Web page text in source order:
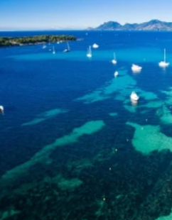
Panneau de gestion des cookies